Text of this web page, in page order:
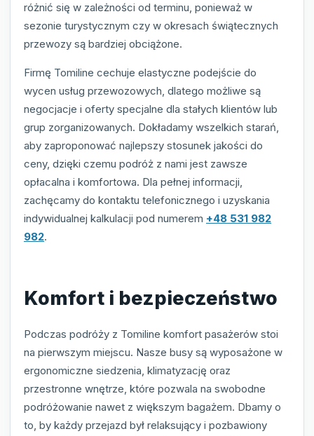
różnić się w zależności od terminu, ponieważ w
sezonie turystycznym czy w okresach świątecznych
przewozy są bardziej obciążone.
Firmę Tomiline cechuje elastyczne podejście do
wycen usług przewozowych, dlatego możliwe są
negocjacje i oferty specjalne dla stałych klientów lub
grup zorganizowanych. Dokładamy wszelkich starań,
aby zaproponować najlepszy stosunek jakości do
ceny, dzięki czemu podróż z nami jest zawsze
opłacalna i komfortowa. Dla pełnej informacji,
zachęcamy do kontaktu telefonicznego i uzyskania
indywidualnej kalkulacji pod numerem +48 531 982
982.
Komfort i bezpieczeństwo
Podczas podróży z Tomiline komfort pasażerów stoi
na pierwszym miejscu. Nasze busy są wyposażone w
ergonomiczne siedzenia, klimatyzację oraz
przestronne wnętrze, które pozwala na swobodne
podróżowanie nawet z większym bagażem. Dbamy o
to, by każdy przejazd był relaksujący i pozbawiony